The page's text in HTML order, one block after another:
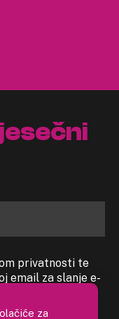
privatnosti te
email za slanje e-
za